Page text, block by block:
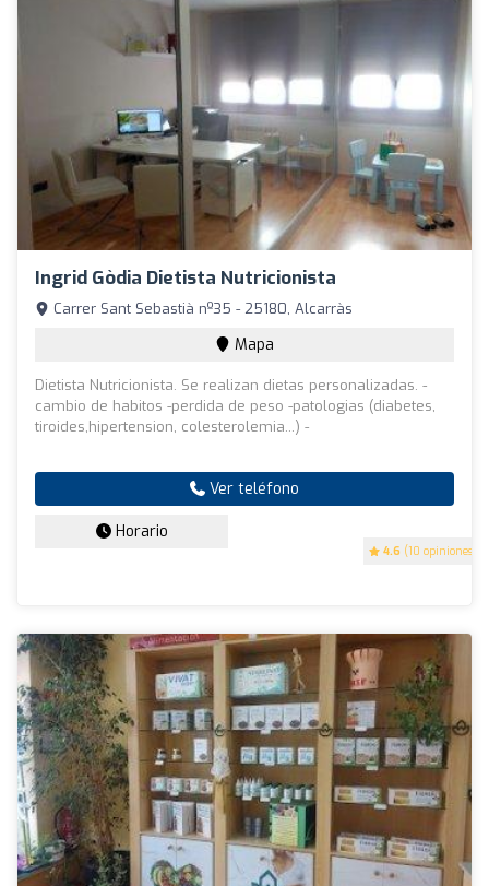
Ingrid Gòdia Dietista Nutricionista
4.6 (10 opiniones)
Carrer Sant Sebastià nº35 - 25180, Alcarràs
Mapa
Dietista Nutricionista. Se realizan dietas personalizadas. -
cambio de habitos -perdida de peso -patologias (diabetes,
tiroides,hipertension, colesterolemia...) -
Ver teléfono
Horario